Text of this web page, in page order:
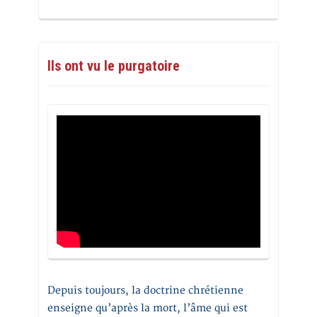
Ils ont vu le purgatoire
Depuis toujours, la doctrine chrétienne
enseigne qu’après la mort, l’âme qui est